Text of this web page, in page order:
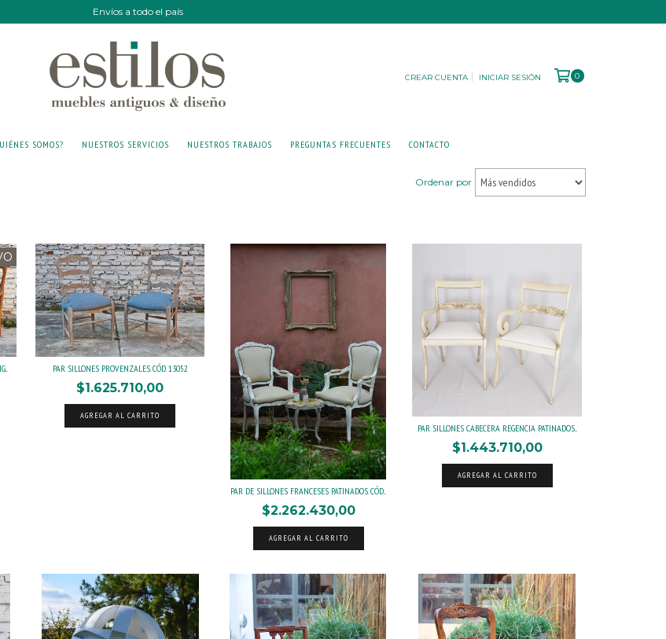
Envíos a todo el país
CREAR CUENTA INICIAR SESIÓN 0
SOMOS? NUESTROS SERVICIOS NUESTROS TRABAJOS PREGUNTAS FRECUENTES CONTACTO
Ordenar por
PAR SILLONES PROVENZALES. CÓD. 13052
$1.625.710,00
AGREGAR AL CARRITO
PAR DE SILLONES FRANCESES PATINADOS. CÓD...
$2.262.430,00
AGREGAR AL CARRITO
PAR SILLONES CABECERA REGENCIA PATINADOS...
$1.443.710,00
AGREGAR AL CARRITO